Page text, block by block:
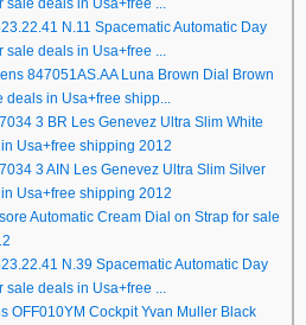
sale deals in Usa+free ...
N.11 Spacematic Automatic Day
sale deals in Usa+free ...
847051AS.AA Luna Brown Dial Brown
deals in Usa+free shipp...
3 BR Les Genevez Ultra Slim White
Usa+free shipping 2012
3 AIN Les Genevez Ultra Slim Silver
Usa+free shipping 2012
Automatic Cream Dial on Strap for sale
N.39 Spacematic Automatic Day
sale deals in Usa+free ...
OFF010YM Cockpit Yvan Muller Black